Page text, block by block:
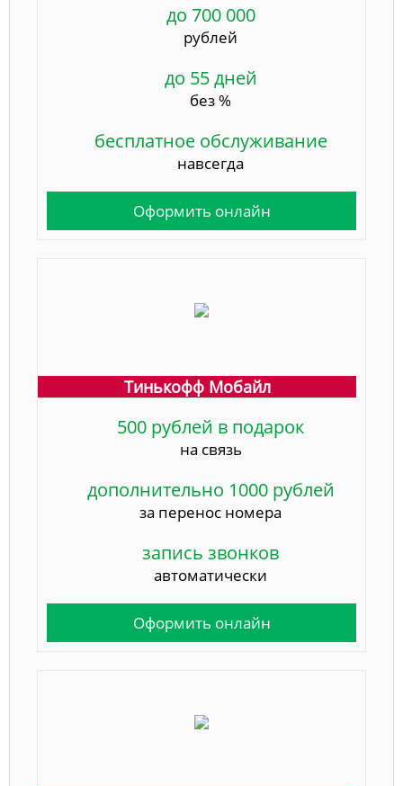
до 700 000
рублей
до 55 дней
без %
бесплатное обслуживание
навсегда
Оформить онлайн
Тинькофф Мобайл
500 рублей в подарок
на связь
дополнительно 1000 рублей
за перенос номера
запись звонков
автоматически
Оформить онлайн